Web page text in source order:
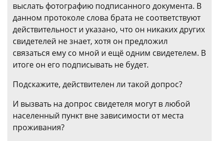
выслать фотографию подписанного документа. В
данном протоколе слова брата не соответствуют
действительност и указано, что он никаких других
свидетелей не знает, хотя он предложил
связаться ему со мной и ещё одним свидетелем. В
итоге он его подписывать не будет.
Подскажите, действителен ли такой допрос?
И вызвать на допрос свидетеля могут в любой
населенный пункт вне зависимости от места
проживания?